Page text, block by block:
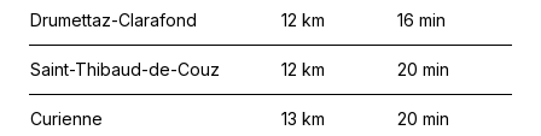
Drumettaz-Clarafond 12 km 16 min
Saint-Thibaud-de-Couz 12 km 20 min
Curienne 13 km 20 min